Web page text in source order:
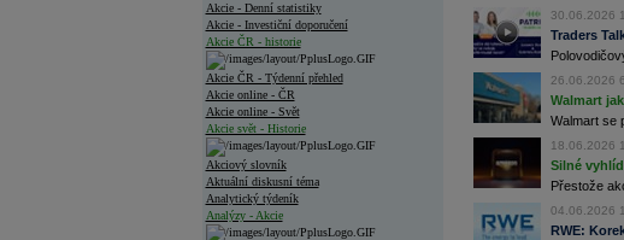
Akcie - Denní statistiky
Akcie - Investiční doporučení
Akcie ČR - historie
Akcie ČR - Týdenní přehled
Akcie online - ČR
Akcie online - Svět
Akcie svět - Historie
Akciový slovník
Aktuální diskusní téma
Analytický týdeník
Analýzy - Akcie
30.06.2026
Traders
26.06.2026
Walmart
Walmart se
18.06.2026
Silné
Přestože
04.06.2026
RWE: